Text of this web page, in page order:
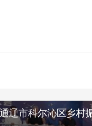
辽市科尔沁区乡村